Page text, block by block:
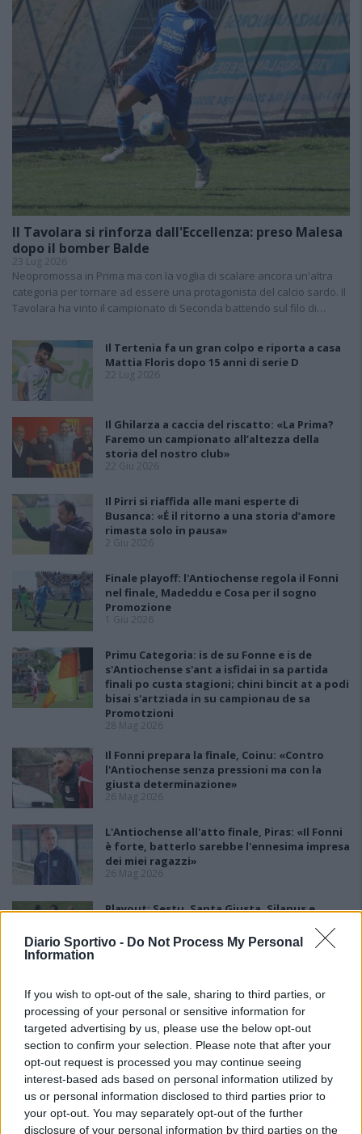
Diario Sportivo - Do Not Process My Personal
Information
If you wish to opt-out of the sale, sharing to third parties, or
processing of your personal or sensitive information for
targeted advertising by us, please use the below opt-out
section to confirm your selection. Please note that after your
opt-out request is processed you may continue seeing
interest-based ads based on personal information utilized by
us or personal information disclosed to third parties prior to
your opt-out. You may separately opt-out of the further
disclosure of your personal information by third parties on the
Il Tavolara si rinforza dall'Eccellenza: preso Malesa
dopo il bomber Balde
23 Lug 2026
Neopromossa in Prima ma con la voglia di scalare ancora un'altra
categoria per tornare ad essere una protagonista del calcio sardo. Il
Tavolara ha vinto il campionato di Seconda battendo sul filo di…
Il Tertenia fa un gran colpo e riporta a casa
Mattia Floris dopo 15 anni di serie D
22 Lug 2026
Il Ghilarza a caccia del riscatto: «La Prima?
Faremo un campionato all’altezza della
storia del nostro club»
22 Giu 2026
Il Pirri si riaffida alle mani esperte di
Busanca: «Ė il ritorno a una storia d’amore
rimasta solo in pausa»
2 Giu 2026
Finale playoff: l'Antiochense regola il Fonni
nel finale, Madeddu e Cosa per il sogno
Promozione
1 Giu 2026
Primu Categoria: is de su Fonne e is de
s'Antiochense s'ant a isfidai in sa partida
finali po custa stagioni; chini bincit at a podi
bisai s'artziada in su campionau de sa
Promotzioni
28 Mag 2026
Il Fonni prepara la finale, Coinu: «Contro
l'Antiochense senza pressioni ma con la
giusta determinazione»
26 Mag 2026
L'Antiochense all'atto finale, Piras: «Il Fonni
è forte, batterlo sarebbe l'ennesima impresa
dei miei ragazzi»
26 Mag 2026
Playout: Sestu, Santa Giusta, Silanus e
e Sennori in Seconda
25 Mag 2026